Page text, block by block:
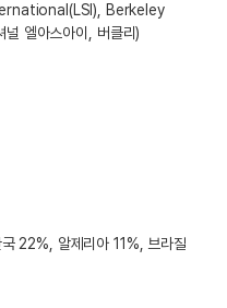
Berkeley
널 엘아스아이, 버클리)
22%, 알제리아 11%, 브라질